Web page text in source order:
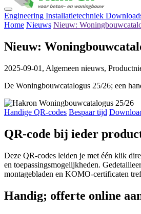
Engineering Installatietechniek
Home Nieuws Nieuw:
Nieuw:
2025-09-01, Algemeen nieuws,
De Woningbouwcatalogus 25/26; een
Handige QR-codes Bespaar tijd
QR-code bij ieder
Deze QR-codes leiden je met één klik
en toepassingsmogelijkheden.
montagebladen en KOMO-certificaten
Handig; offerte online